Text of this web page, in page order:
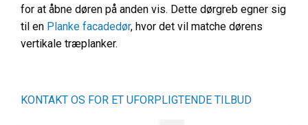
for at åbne døren på anden vis. Dette dørgreb egner sig
til en Planke facadedør, hvor det vil matche dørens
vertikale træplanker.
KONTAKT OS FOR ET UFORPLIGTENDE TILBUD